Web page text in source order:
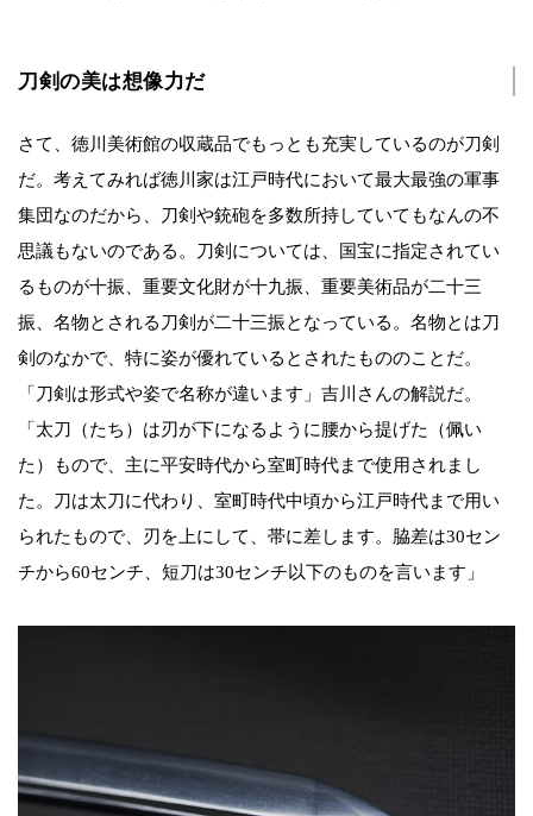
刀剣の美は想像力だ
さて、徳川美術館の収蔵品でもっとも充実しているのが刀剣
だ。考えてみれば徳川家は江戸時代において最大最強の軍事
集団なのだから、刀剣や銃砲を多数所持していてもなんの不
思議もないのである。刀剣については、国宝に指定されてい
るものが十振、重要文化財が十九振、重要美術品が二十三
振、名物とされる刀剣が二十三振となっている。名物とは刀
剣のなかで、特に姿が優れているとされたもののことだ。
「刀剣は形式や姿で名称が違います」吉川さんの解説だ。
「太刀（たち）は刃が下になるように腰から提げた（佩い
た）もので、主に平安時代から室町時代まで使用されまし
た。刀は太刀に代わり、室町時代中頃から江戸時代まで用い
られたもので、刃を上にして、帯に差します。脇差は30セン
チから60センチ、短刀は30センチ以下のものを言います」